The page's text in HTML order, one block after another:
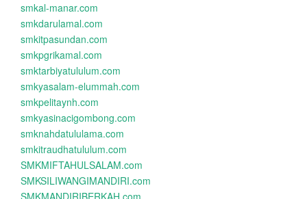
smkal-manar.com
smkdarulamal.com
smkitpasundan.com
smkpgrikamal.com
smktarbiyatululum.com
smkyasalam-elummah.com
smkpelitaynh.com
smkyasinacigombong.com
smknahdatululama.com
smkitraudhatululum.com
SMKMIFTAHULSALAM.com
SMKSILIWANGIMANDIRI.com
SMKMANDIRIBERKAH.com